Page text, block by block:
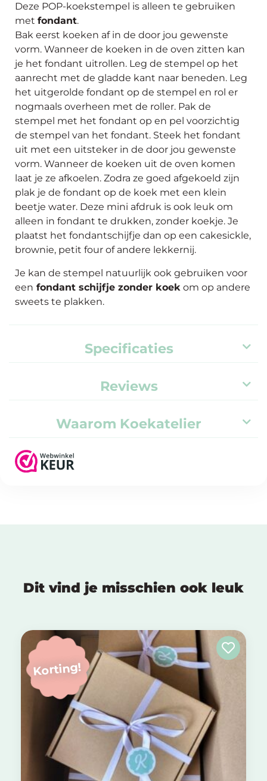
Deze POP-koekstempel is alleen te gebruiken
met fondant.
Bak eerst koeken af in de door jou gewenste
vorm. Wanneer de koeken in de oven zitten kan
je het fondant uitrollen. Leg de stempel op het
aanrecht met de gladde kant naar beneden. Leg
het uitgerolde fondant op de stempel en rol er
nogmaals overheen met de roller. Pak de
stempel met het fondant op en pel voorzichtig
de stempel van het fondant. Steek het fondant
uit met een uitsteker in de door jou gewenste
vorm. Wanneer de koeken uit de oven komen
laat je ze afkoelen. Zodra ze goed afgekoeld zijn
plak je de fondant op de koek met een klein
beetje water. Deze mini afdruk is ook leuk om
alleen in fondant te drukken, zonder koekje. Je
plaatst het fondantschijfje dan op een cakesickle,
brownie, petit four of andere lekkernij.
Je kan de stempel natuurlijk ook gebruiken voor
een fondant schijfje zonder koek om op andere
sweets te plakken.
Specificaties
Reviews
Waarom Koekatelier
Dit vind je misschien ook leuk
Korting!